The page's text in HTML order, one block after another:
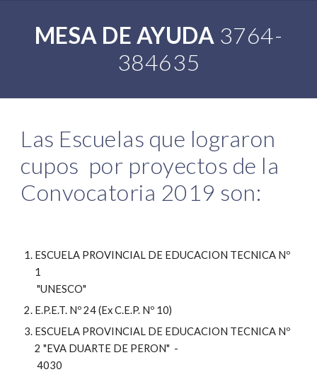
MESA DE AYUDA 3764-
384635
Las Escuelas que lograron
cupos  por proyectos de la
Convocatoria 2019 son:
ESCUELA PROVINCIAL DE EDUCACION TECNICA Nº
1
"UNESCO"
E.P.E.T. Nº 24 (Ex C.E.P. Nº 10)
ESCUELA PROVINCIAL DE EDUCACION TECNICA Nº
2 "EVA DUARTE DE PERON"  -
4030